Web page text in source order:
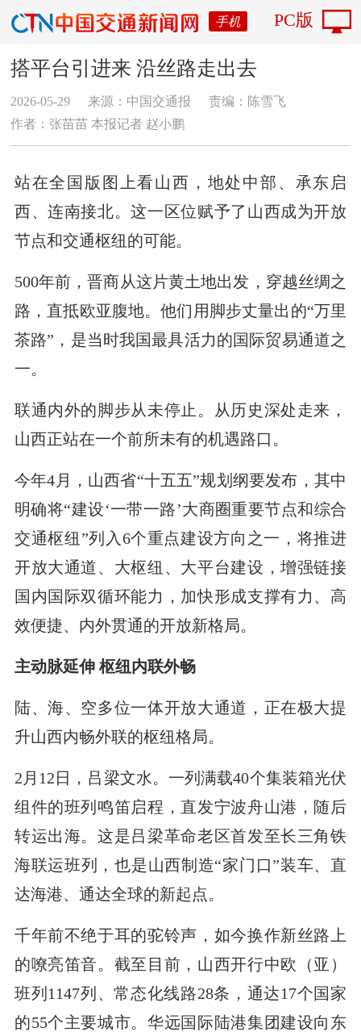
手机 PC版
搭平台引进来 沿丝路走出去
2026-05-29 来源：中国交通报
责编：陈雪飞
作者：张苗苗 本报记者 赵小鹏
站在全国版图上看山西，地处中部、承东启
西、连南接北。这一区位赋予了山西成为开放
节点和交通枢纽的可能。
500年前，晋商从这片黄土地出发，穿越丝绸之
路，直抵欧亚腹地。他们用脚步丈量出的“万里
茶路”，是当时我国最具活力的国际贸易通道之
一。
联通内外的脚步从未停止。从历史深处走来，
山西正站在一个前所未有的机遇路口。
今年4月，山西省“十五五”规划纲要发布，其中
明确将“建设‘一带一路’大商圈重要节点和综合
交通枢纽”列入6个重点建设方向之一，将推进
开放大通道、大枢纽、大平台建设，增强链接
国内国际双循环能力，加快形成支撑有力、高
效便捷、内外贯通的开放新格局。
主动脉延伸 枢纽内联外畅
陆、海、空多位一体开放大通道，正在极大提
升山西内畅外联的枢纽格局。
2月12日，吕梁文水。一列满载40个集装箱光伏
组件的班列鸣笛启程，直发宁波舟山港，随后
转运出海。这是吕梁革命老区首发至长三角铁
海联运班列，也是山西制造“家门口”装车、直
达海港、通达全球的新起点。
千年前不绝于耳的驼铃声，如今换作新丝路上
的嘹亮笛音。截至目前，山西开行中欧（亚）
班列1147列、常态化线路28条，通达17个国家
的55个主要城市。华远国际陆港集团建设向东